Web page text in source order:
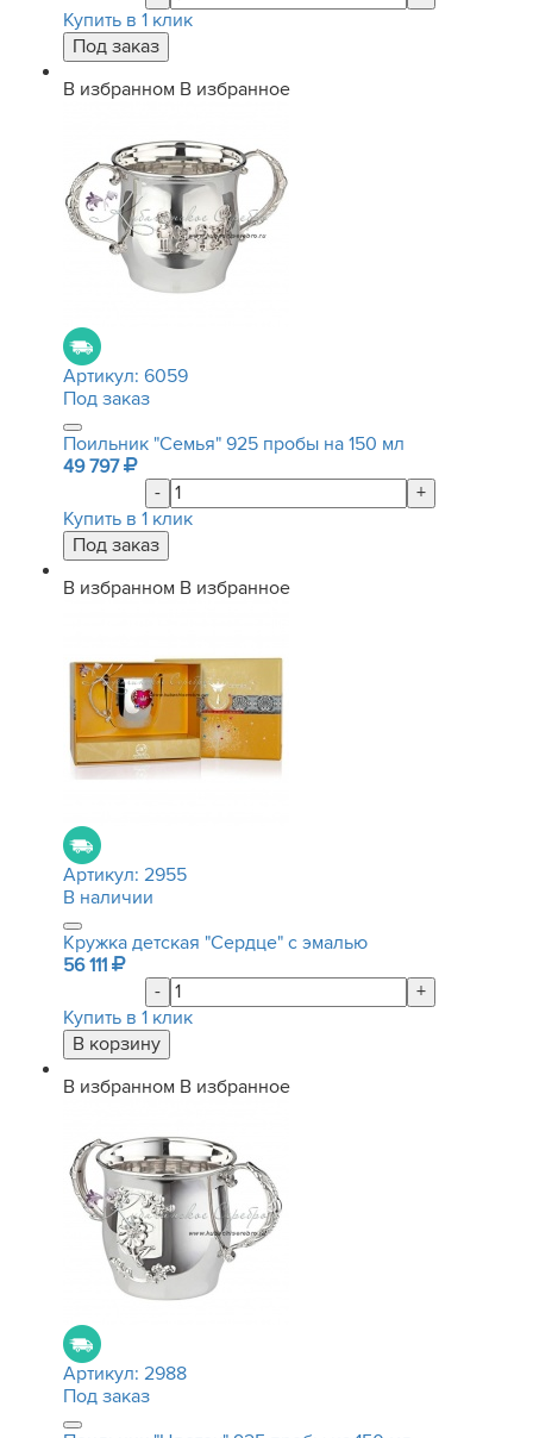
Купить в 1 клик
В избранном В избранное
Артикул: 6059
Под заказ
Поильник "Семья" 925 пробы на 150 мл
49 797
-
+
Купить в 1 клик
В избранном В избранное
Артикул: 2955
В наличии
Кружка детская "Сердце" с эмалью
56 111
-
+
Купить в 1 клик
В избранном В избранное
Артикул: 2988
Под заказ